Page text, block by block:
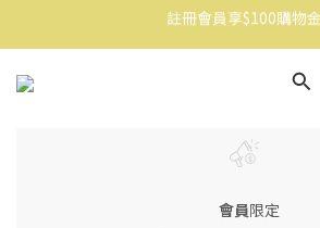
消費滿$1500免運
註冊會員享$100購物金
會員限定